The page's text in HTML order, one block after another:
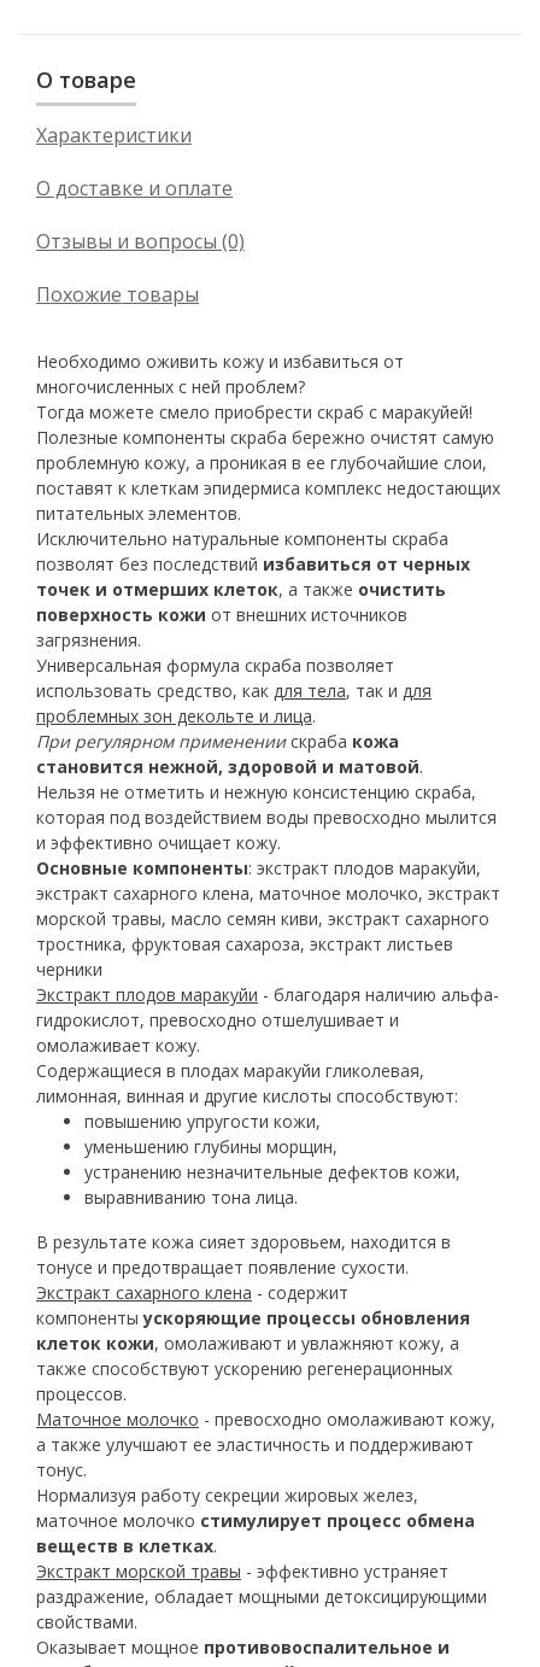
О товаре
Характеристики
О доставке и оплате
Отзывы и вопросы (0)
Похожие товары
Необходимо оживить кожу и избавиться от
многочисленных с ней проблем?
Тогда можете смело приобрести скраб с маракуйей!
Полезные компоненты скраба бережно очистят самую
проблемную кожу, а проникая в ее глубочайшие слои,
поставят к клеткам эпидермиса комплекс недостающих
питательных элементов.
Исключительно натуральные компоненты скраба
позволят без последствий избавиться от черных
точек и отмерших клеток, а также очистить
поверхность кожи от внешних источников
загрязнения.
Универсальная формула скраба позволяет
использовать средство, как для тела, так и для
проблемных зон декольте и лица.
При регулярном применениискраба кожа
становится нежной, здоровой и матовой.
Нельзя не отметить и нежную консистенцию скраба,
которая под воздействием воды превосходно мылится
и эффективно очищает кожу.
Основные компоненты: экстракт плодов маракуйи,
экстракт сахарного клена, маточное молочко, экстракт
морской травы, масло семян киви, экстракт сахарного
тростника, фруктовая сахароза, экстракт листьев
черники
Экстракт плодов маракуйи - благодаря наличию альфа-
гидрокислот, превосходно отшелушивает и
омолаживает кожу.
Содержащиеся в плодах маракуйи гликолевая,
лимонная, винная и другие кислоты способствуют:
повышению упругости кожи,
уменьшению глубины морщин,
устранению незначительные дефектов кожи,
выравниванию тона лица.
В результате кожа сияет здоровьем, находится в
тонусе и предотвращает появление сухости.
Экстракт сахарного клена - содержит
компонентыускоряющие процессы обновления
клеток кожи, омолаживают и увлажняют кожу, а
также способствуют ускорению регенерационных
процессов.
Маточное молочко - превосходно омолаживают кожу,
а также улучшают ее эластичность и поддерживают
тонус.
Нормализуя работу секреции жировых желез,
маточное молочко стимулирует процесс обмена
веществ в клетках.
Экстракт морской травы - эффективно устраняет
раздражение, обладает мощными детоксицирующими
свойствами.
Оказывает мощное противовоспалительное и